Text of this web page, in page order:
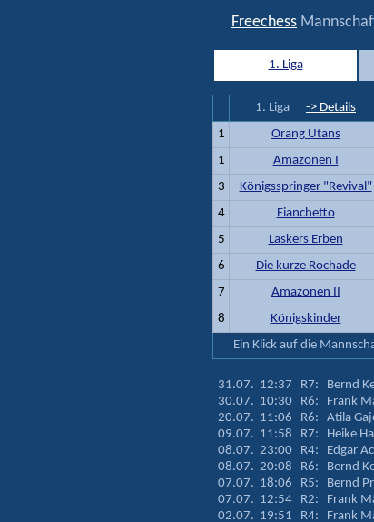
Freechess
1. Liga
1. Liga -> Details
1
Orang Utans
1
Amazonen I
3
Königsspringer "Revival"
4
Fianchetto
5
Laskers Erben
6
Die kurze Rochade
7
Amazonen II
8
Königskinder
Ein Klick auf die
31.07. 12:37 R7: Bernd
30.07. 10:30 R6: Frank
20.07. 11:06 R6: Atila
09.07. 11:58 R7: Heike
08.07. 23:00 R4: Edgar
08.07. 20:08 R6: Bernd
07.07. 18:06 R5: Bernd
07.07. 12:54 R2: Frank
02.07. 19:51 R4: Frank